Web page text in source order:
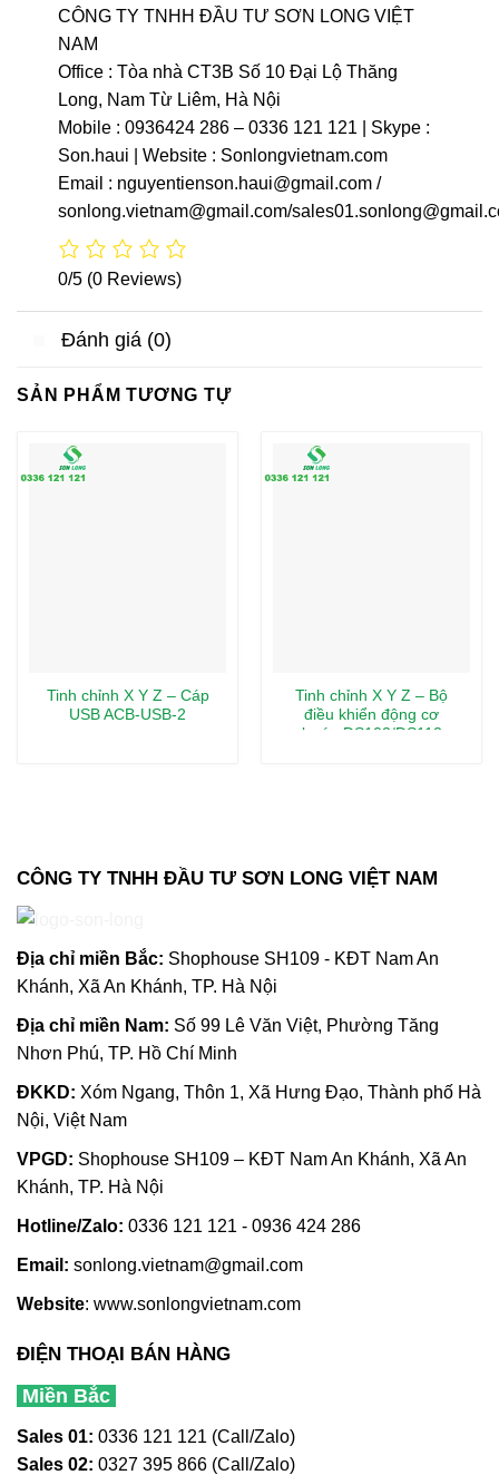
CÔNG TY TNHH ĐẦU TƯ SƠN LONG VIỆT
NAM
Office : Tòa nhà CT3B Số 10 Đại Lộ Thăng
Long, Nam Từ Liêm, Hà Nội
Mobile : 0936424 286 – 0336 121 121 | Skype :
Son.haui | Website : Sonlongvietnam.com
Email : nguyentienson.haui@gmail.com /
sonlong.vietnam@gmail.com/
0/5 (0 Reviews)
Đánh giá (0)
SẢN PHẨM TƯƠNG TỰ
Tinh chỉnh X Y Z – Cáp
USB ACB-USB-2
Tinh chỉnh X Y Z – Bộ
điều khiển động cơ
bước DS102/DS112
CÔNG TY TNHH ĐẦU TƯ SƠN LONG VIỆT NAM
Địa chỉ miền Bắc: Shophouse SH109 - KĐT Nam An
Khánh, Xã An Khánh, TP. Hà Nội
Địa chỉ miền Nam: Số 99 Lê Văn Việt, Phường Tăng
Nhơn Phú, TP. Hồ Chí Minh
ĐKKD: Xóm Ngang, Thôn 1, Xã Hưng Đạo, Thành phố Hà
Nội, Việt Nam
VPGD: Shophouse SH109 – KĐT Nam An Khánh, Xã An
Khánh, TP. Hà Nội
Hotline/Zalo: 0336 121 121 - 0936 424 286
Email: sonlong.vietnam@gmail.com
Website: www.sonlongvietnam.com
ĐIỆN THOẠI BÁN HÀNG
Miền Bắc
Sales 01: 0336 121 121 (Call/Zalo)
Sales 02: 0327 395 866 (Call/Zalo)